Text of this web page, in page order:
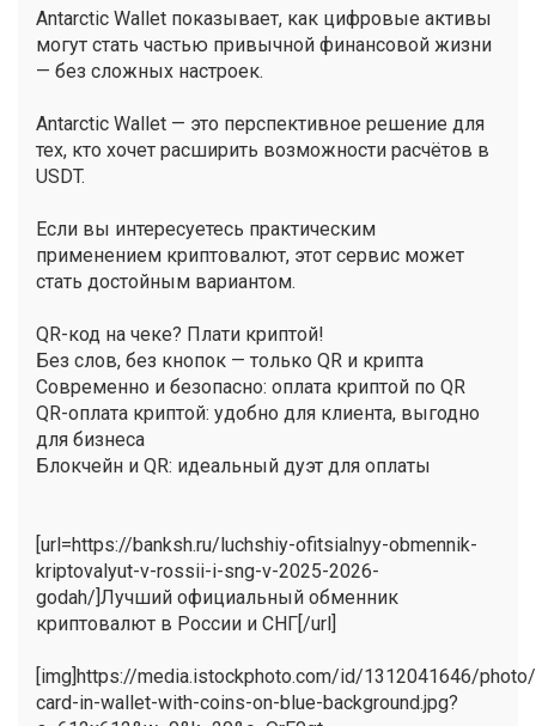
Antarctic Wallet показывает, как цифровые активы
могут стать частью привычной финансовой жизни
— без сложных настроек.
Antarctic Wallet — это перспективное решение для
тех, кто хочет расширить возможности расчётов в
USDT.
Если вы интересуетесь практическим
применением криптовалют, этот сервис может
стать достойным вариантом.
QR-код на чеке? Плати криптой!
Без слов, без кнопок — только QR и крипта
Современно и безопасно: оплата криптой по QR
QR-оплата криптой: удобно для клиента, выгодно
для бизнеса
Блокчейн и QR: идеальный дуэт для оплаты
[url=https://banksh.ru/luchshiy-ofitsialnyy-obmennik-
kriptovalyut-v-rossii-i-sng-v-2025-2026-
godah/]Лучший официальный обменник
криптовалют в России и СНГ[/url]
[img]https://media.istockphoto.com/id/1312041646/
card-in-wallet-with-coins-on-blue-background.jpg?